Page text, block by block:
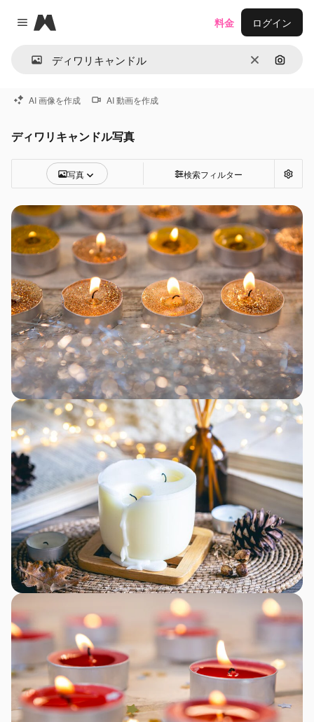
Close menu
Magnific
消去 画像で
料金 ログイン
AI 画像を作成 AI 動画を作成
ディワリキャンドル写真
写真 検索フィルター